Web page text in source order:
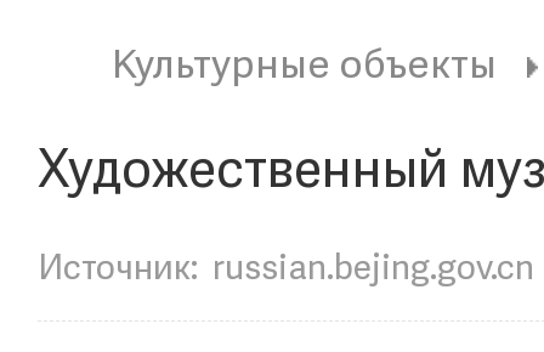
Культурные объекты
​Художественный
Источник: russian.bejing.gov.cn